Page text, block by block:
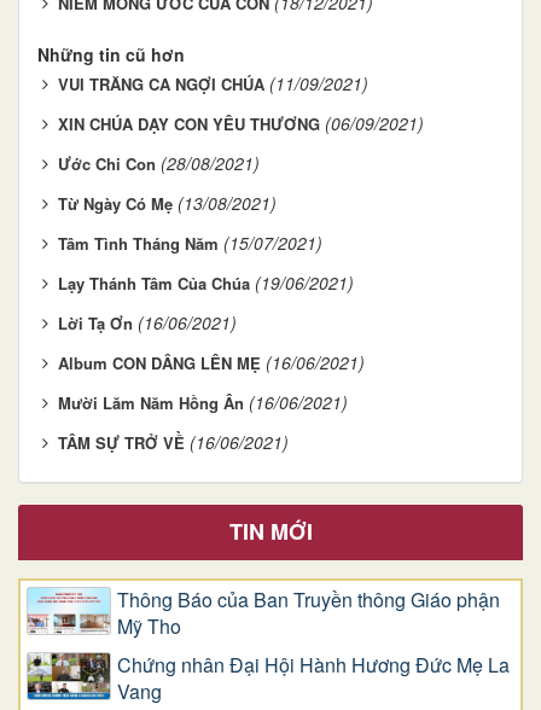
Những tin cũ hơn
VUI TRĂNG CA NGỢI CHÚA (11/09/2021)
XIN CHÚA DẠY CON YÊU THƯƠNG (06/09/2021)
Ước Chi Con (28/08/2021)
Từ Ngày Có Mẹ (13/08/2021)
Tâm Tình Tháng Năm (15/07/2021)
Lạy Thánh Tâm Của Chúa (19/06/2021)
Lời Tạ Ơn (16/06/2021)
Album CON DÂNG LÊN MẸ (16/06/2021)
Mười Lăm Năm Hồng Ân (16/06/2021)
TÂM SỰ TRỞ VỀ (16/06/2021)
TIN MỚI
Thông Báo của Ban Truyền thông Giáo phận
Mỹ Tho
Chứng nhân Đại Hội Hành Hương Đức Mẹ La
Vang